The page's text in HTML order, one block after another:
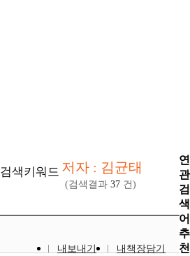
검색키워드 저자 : 김균태
(검색결과 37 건)
내보내기
내책장담기
연
관
검
색
어
추
천